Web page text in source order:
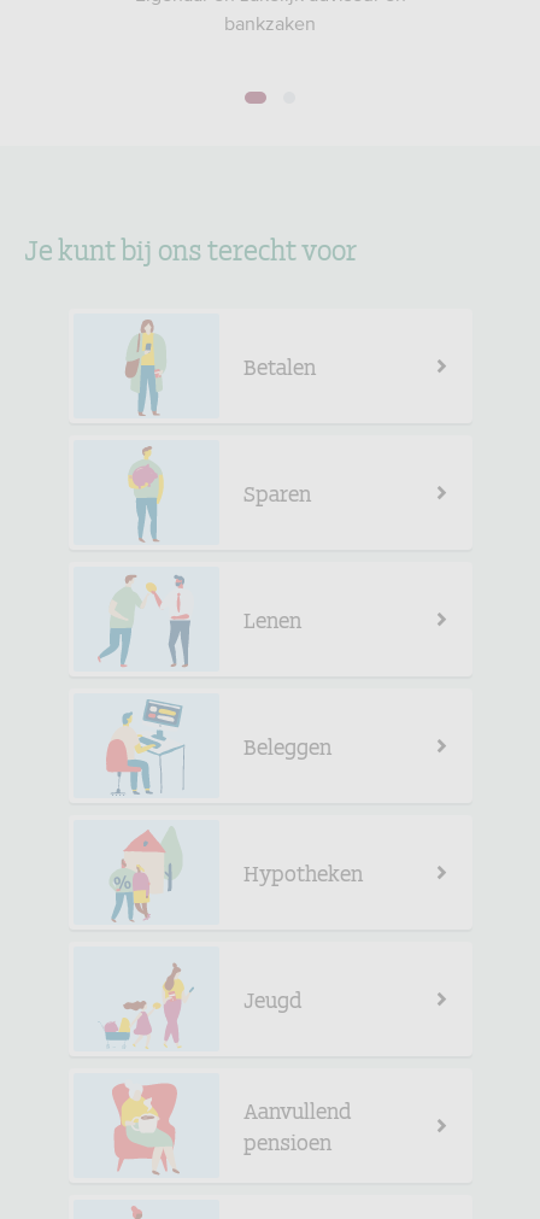
bankzaken
1
Je kunt bij ons terecht voor
Betalen
Sparen
Lenen
Beleggen
Hypotheken
Jeugd
Aanvullend
pensioen